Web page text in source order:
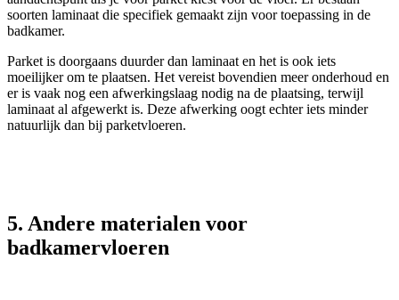
soorten laminaat die specifiek gemaakt zijn voor toepassing in de
badkamer.
Parket is doorgaans duurder dan laminaat en het is ook iets
moeilijker om te plaatsen. Het vereist bovendien meer onderhoud en
er is vaak nog een afwerkingslaag nodig na de plaatsing, terwijl
laminaat al afgewerkt is. Deze afwerking oogt echter iets minder
natuurlijk dan bij parketvloeren.
5. Andere materialen voor
badkamervloeren